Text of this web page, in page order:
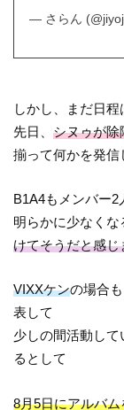
— さらん
しかし、まだ日程
先日、シヌゥが除
揃って何かを発信
B1A4もメンバー
明らかに少なくな
けてそうだと感じ
VIXXケンの場合
表して
少しの間活動し
るとして
8月5日にアルバム